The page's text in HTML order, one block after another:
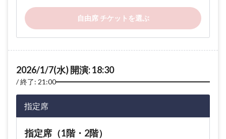
自由席 チケットを選ぶ
2026/1/7(水) 開演: 18:30
終了: 21:00
指定席
指定席（1階・2階）